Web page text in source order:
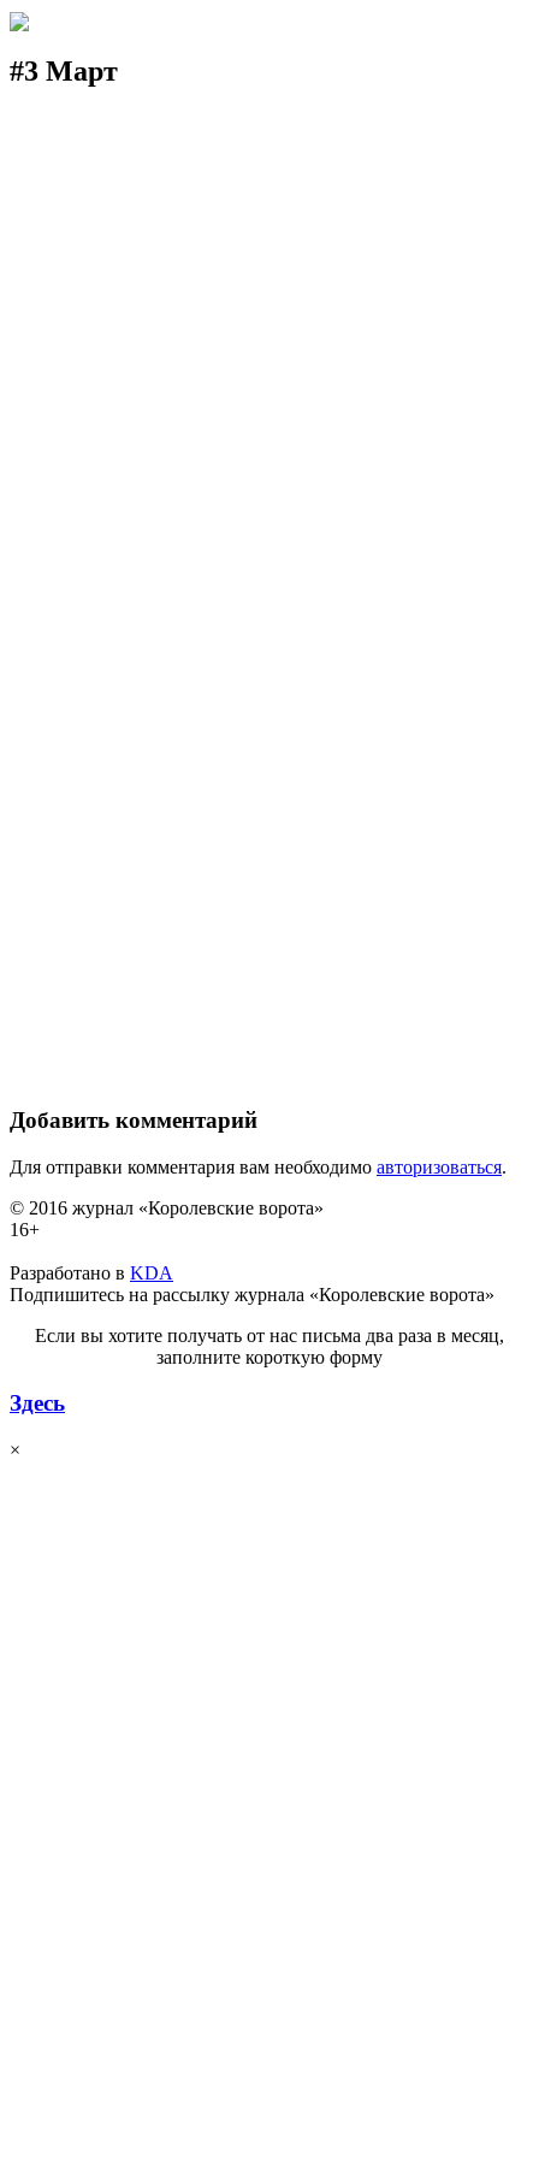
#3 Март
Добавить комментарий
Для отправки комментария вам необходимо авторизоваться.
© 2016 журнал «Королевские ворота»
16+
Разработано в KDA
Подпишитесь на рассылку журнала «Королевские ворота»
Если вы хотите получать от нас письма два раза в месяц,
заполните короткую форму
Здесь
×